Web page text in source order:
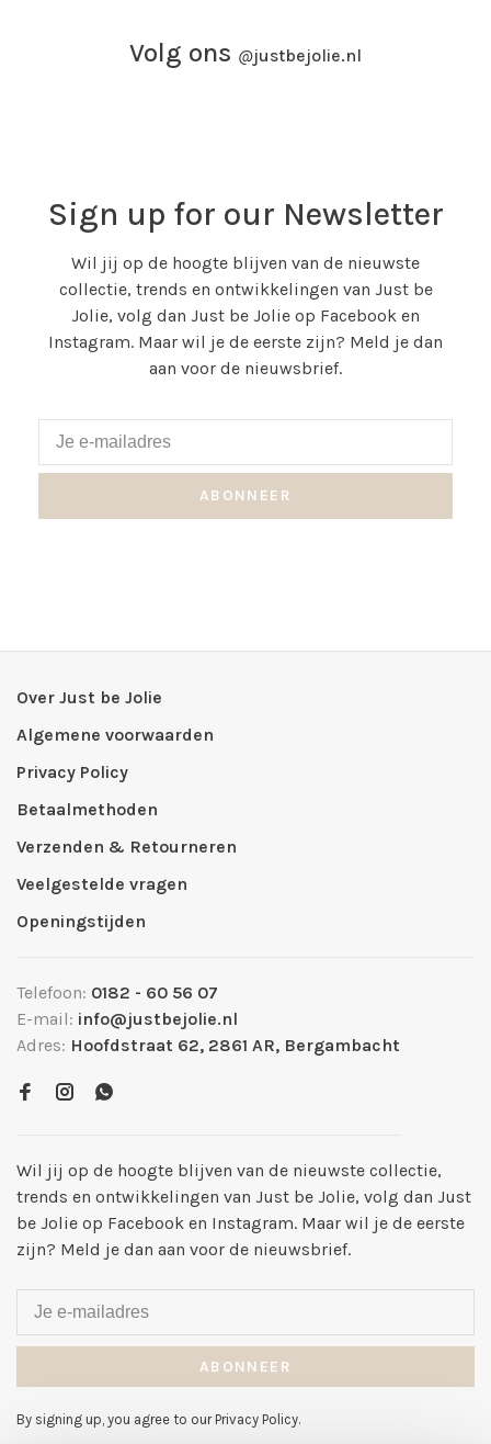
Volg ons @justbejolie.nl
Sign up for our Newsletter
Wil jij op de hoogte blijven van de nieuwste
collectie, trends en ontwikkelingen van Just be
Jolie, volg dan Just be Jolie op Facebook en
Instagram. Maar wil je de eerste zijn? Meld je dan
aan voor de nieuwsbrief.
ABONNEER
Over Just be Jolie
Algemene voorwaarden
Privacy Policy
Betaalmethoden
Verzenden & Retourneren
Veelgestelde vragen
Openingstijden
Telefoon: 0182 - 60 56 07
E-mail: info@justbejolie.nl
Adres: Hoofdstraat 62, 2861 AR, Bergambacht
Wil jij op de hoogte blijven van de nieuwste collectie,
trends en ontwikkelingen van Just be Jolie, volg dan Just
be Jolie op Facebook en Instagram. Maar wil je de eerste
zijn? Meld je dan aan voor de nieuwsbrief.
ABONNEER
By signing up, you agree to our Privacy Policy.